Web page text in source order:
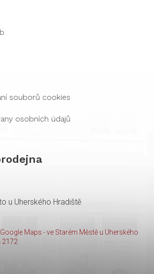
souborů cookies
osobních údajů
u Uherského Hradiště
Maps - ve Starém Městě u Uherského